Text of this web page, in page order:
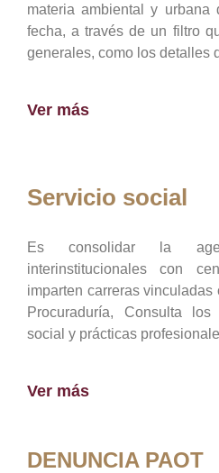
materia ambiental y
fecha, a través de un filtro
generales, como los detalles
Ver más
Servicio social
Es consolidar la
interinstitucionales con
imparten carreras
Procuraduría, Consulta
social y prácticas
Ver más
DENUNCIA PAOT